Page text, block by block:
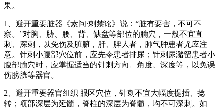
果。
1、避开重要脏器《素问·刺禁论》说：“脏有要害，不可不
察。”对胸、胁、腰、背、缺盆等部位的腧穴，一般不宜直
刺、深刺，以免伤及脏腑，肝、脾大者，肺气肿患者尤应注
意。针刺小腹部穴位前，应先令患者排尿；针刺尿潴留患者小
腹部腧穴时，应掌握适当的针刺方向、角度、深度等，以免误
伤膀胱等器官。
2、避开重要器官组织 眼区穴位，针刺不宜大幅度提插、捻
转；项部深层为延髓，脊柱的深层为脊髓，均不可深刺。如